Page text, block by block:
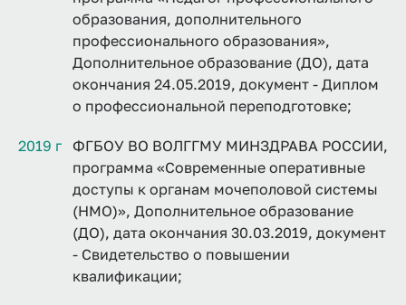
образования, дополнительного
профессионального образования»,
Дополнительное образование (ДО), дата
окончания 24.05.2019, документ - Диплом
о профессиональной переподготовке;
2019 г
ФГБОУ ВО ВОЛГГМУ МИНЗДРАВА РОССИИ,
программа «Современные оперативные
доступы к органам мочеполовой системы
(НМО)», Дополнительное образование
(ДО), дата окончания 30.03.2019, документ
- Свидетельство о повышении
квалификации;